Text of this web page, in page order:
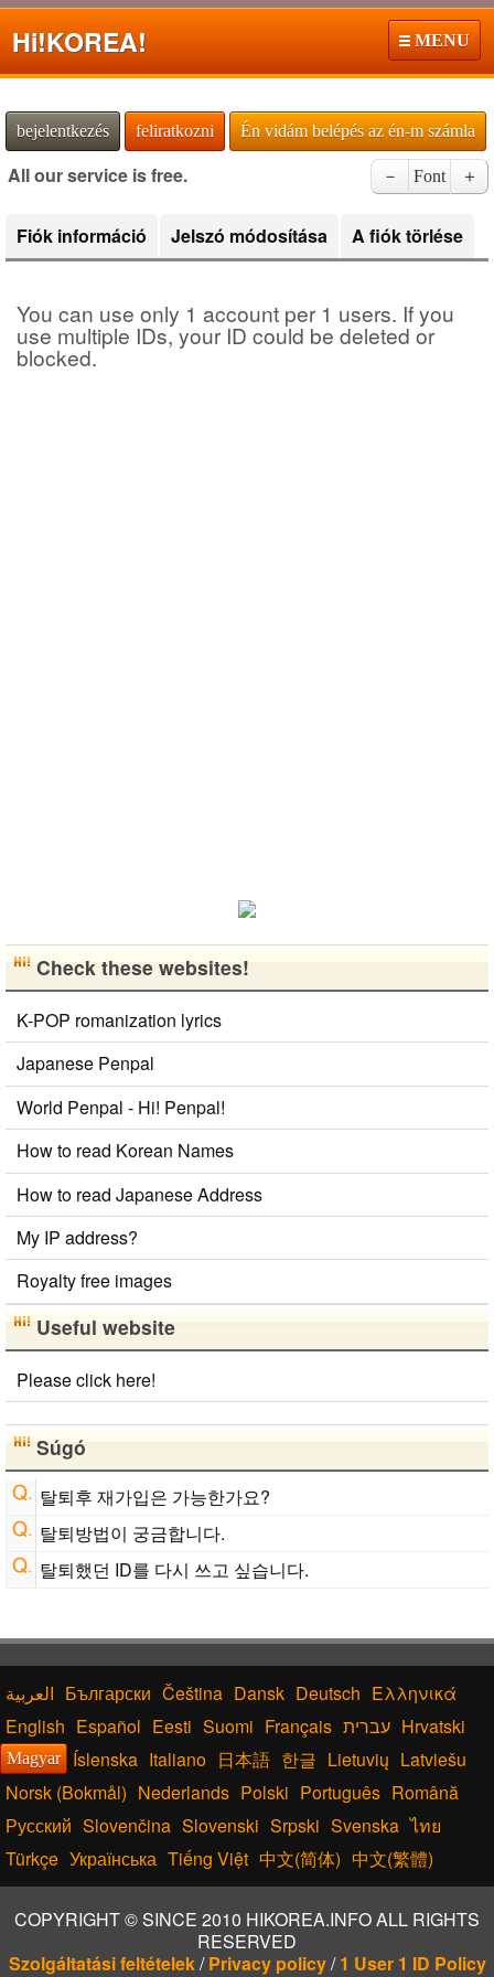
Hi!KOREA! MENU
bejelentkezés feliratkozni Én vidám belépés az én-m számla
All our service is free. － Font ＋
Fiók információ Jelszó módosítása A fiók törlése
You can use only 1 account per 1 users. If you
use multiple IDs, your ID could be deleted or
blocked.
Check these websites!
K-POP romanization lyrics
Japanese Penpal
World Penpal - Hi! Penpal!
How to read Korean Names
How to read Japanese Address
My IP address?
Royalty free images
Useful website
Please click here!
Súgó
탈퇴후 재가입은 가능한가요?
탈퇴방법이 궁금합니다.
탈퇴했던 ID를 다시 쓰고 싶습니다.
Български Čeština Dansk Deutsch Ελληνικά
English Español Eesti Suomi Français עברית Hrvatski
Magyar Íslenska Italiano 日本語 한글 Lietuvių Latviešu
Norsk (Bokmål) Nederlands Polski Português Română
Русский Slovenčina Slovenski Srpski Svenska ไทย
Türkçe Українська Tiếng Việt 中文(简体) 中文(繁體)
COPYRIGHT © SINCE 2010 HIKOREA.INFO ALL RIGHTS
RESERVED
Szolgáltatási feltételek/Privacy policy/1 User 1 ID Policy